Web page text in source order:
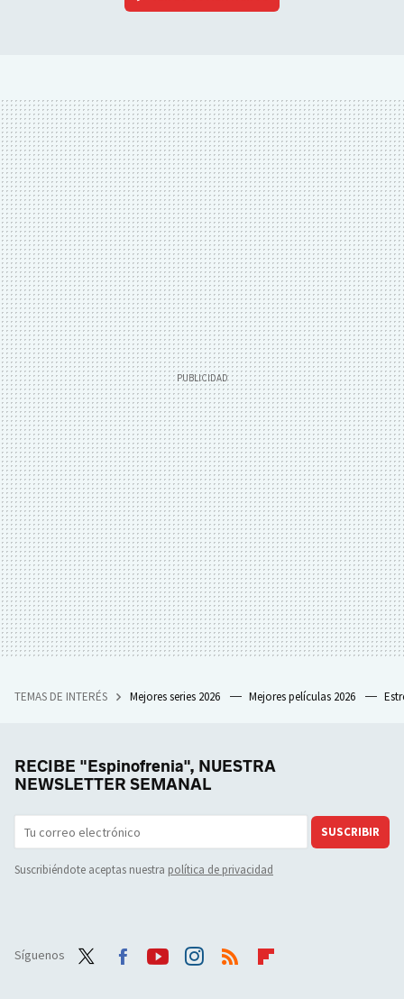
TEMAS DE INTERÉS Mejores series 2026 Mejores películas 2026
RECIBE "Espinofrenia", NUESTRA
NEWSLETTER SEMANAL
SUSCRIBIR
Suscribiéndote aceptas nuestra política de privacidad
Síguenos